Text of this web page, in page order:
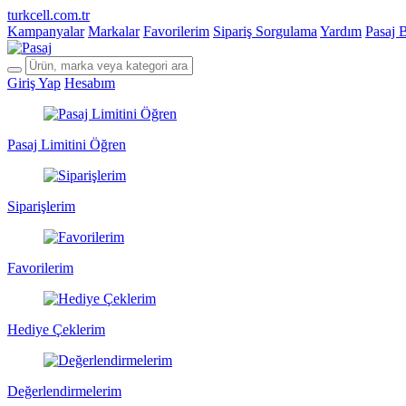
turkcell.com.tr
Kampanyalar Markalar Favorilerim Sipariş Sorgulama Yardım Pasaj
Giriş Yap Hesabım
Pasaj Limitini Öğren
Siparişlerim
Favorilerim
Hediye Çeklerim
Değerlendirmelerim